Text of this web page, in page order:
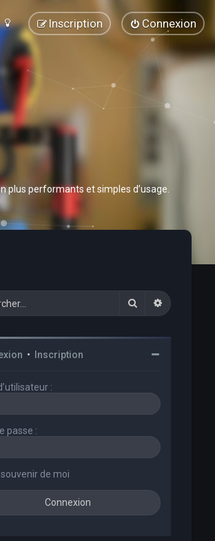
Connexion
Inscription
plus performants et simples d’usage.
Rechercher
• Inscription
:
passe :
de moi